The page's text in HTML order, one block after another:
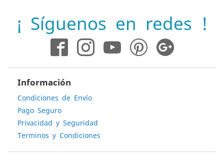
de
noticias:
¡ Síguenos en redes !
Información
Condiciones de Envío
Pago Seguro
Privacidad y Seguridad
Terminos y Condiciones